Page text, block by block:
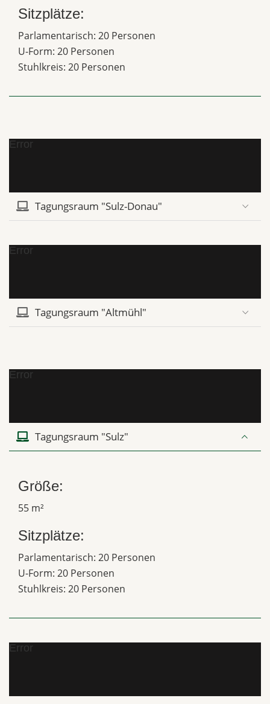
Sitzplätze:
Parlamentarisch: 20 Personen
U-Form: 20 Personen
Stuhlkreis: 20 Personen
Error
Tagungsraum "Sulz-Donau"
Error
Tagungsraum "Altmühl"
Error
Tagungsraum "Sulz"
Größe:
55 m²
Sitzplätze:
Parlamentarisch: 20 Personen
U-Form: 20 Personen
Stuhlkreis: 20 Personen
Error